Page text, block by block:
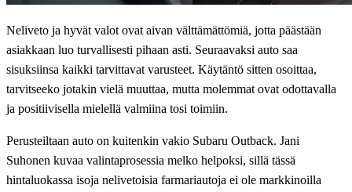
Neliveto ja hyvät valot ovat aivan välttämättömiä, jotta päästään
asiakkaan luo turvallisesti pihaan asti. Seuraavaksi auto saa
sisuksiinsa kaikki tarvittavat varusteet. Käytäntö sitten osoittaa,
tarvitseeko jotakin vielä muuttaa, mutta molemmat ovat odottavalla
ja positiivisella mielellä valmiina tosi toimiin.
Perusteiltaan auto on kuitenkin vakio Subaru Outback. Jani
Suhonen kuvaa valintaprosessia melko helpoksi, sillä tässä
hintaluokassa isoja nelivetoisia farmariautoja ei ole markkinoilla